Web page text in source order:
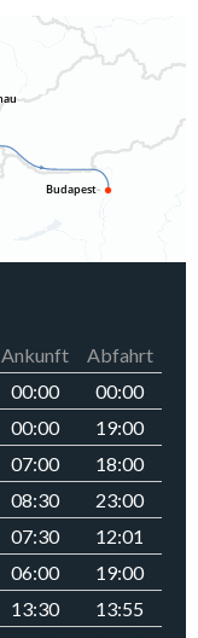
Ankunft
Abfahrt
00:00
00:00
00:00
19:00
07:00
18:00
08:30
23:00
07:30
12:01
06:00
19:00
13:30
13:55